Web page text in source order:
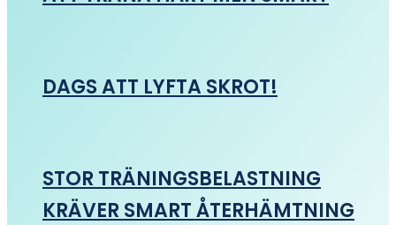
DAGS ATT LYFTA SKROT!
STOR TRÄNINGSBELASTNING
KRÄVER SMART ÅTERHÄMTNING